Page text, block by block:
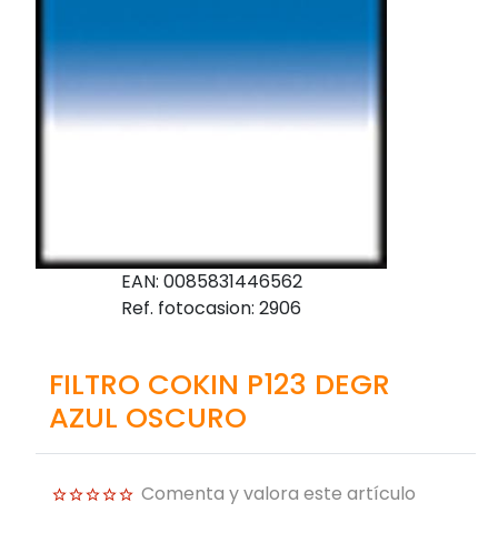
EAN: 0085831446562
Ref. fotocasion: 2906
FILTRO COKIN P123 DEGR
AZUL OSCURO
Comenta y valora este artículo